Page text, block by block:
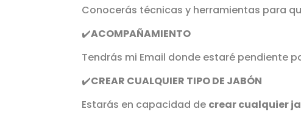
Conocerás técnicas y herramientas para
✔️ACOMPAÑAMIENTO
Tendrás mi Email donde estaré pendiente
✔️CREAR CUALQUIER TIPO DE JABÓN
Estarás en capacidad de crear cualquier